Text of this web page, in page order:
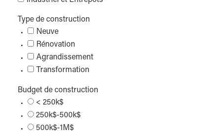
Type de construction
Neuve
Rénovation
Agrandissement
Transformation
Budget de construction
< 250k$
250k$-500k$
500k$-1M$